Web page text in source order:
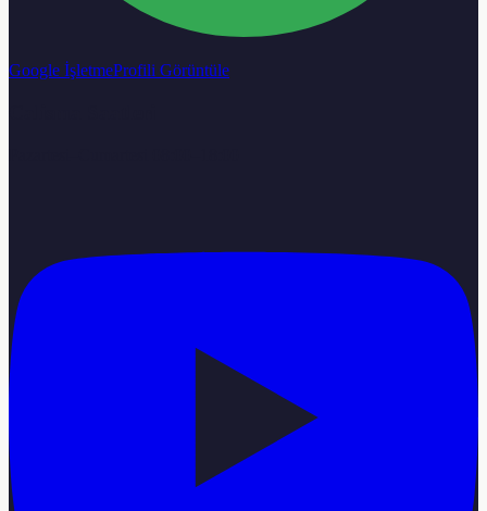
Google İşletmeProfili Görüntüle